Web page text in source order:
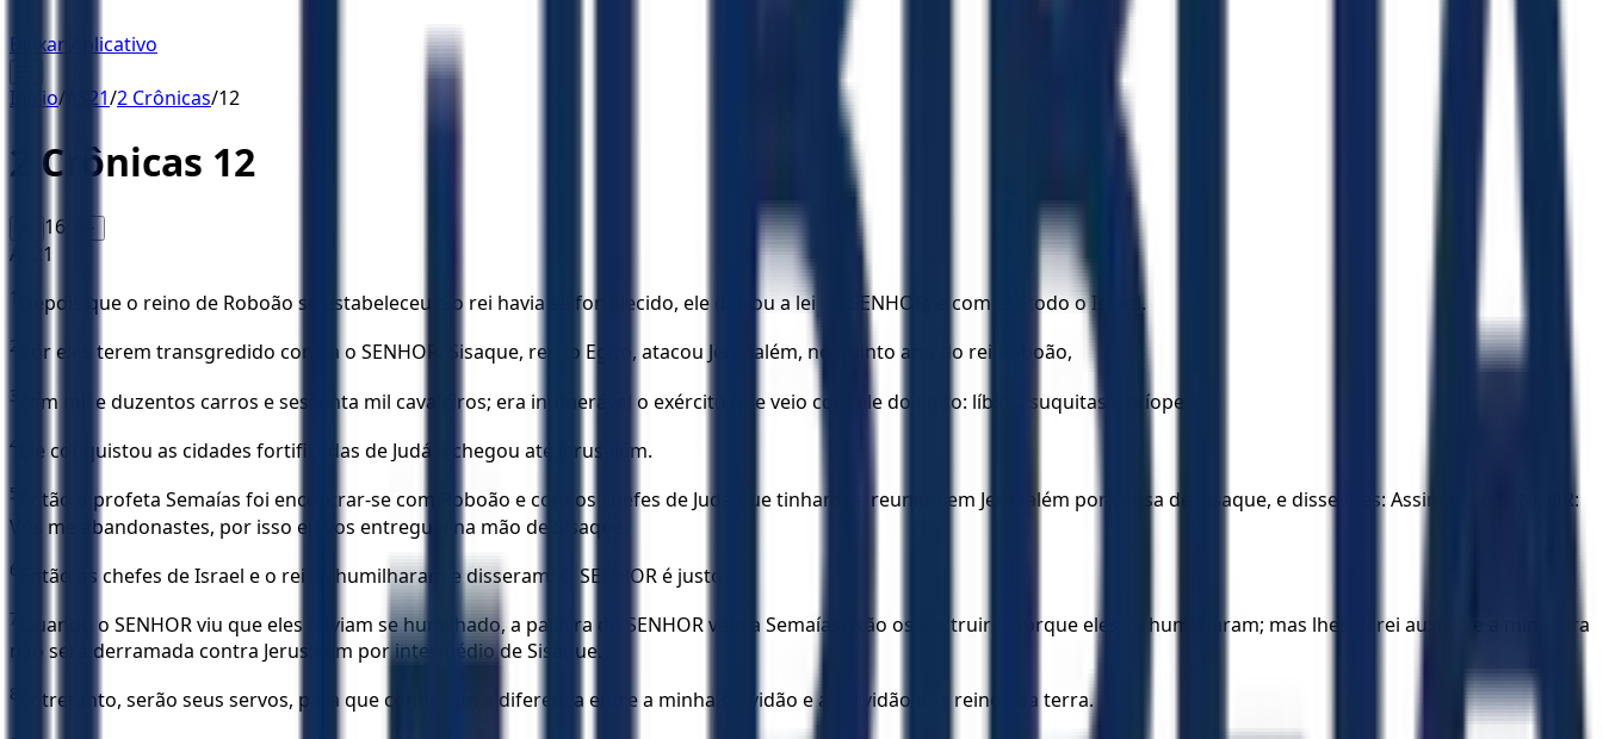
Baixar Aplicativo
Início/ AS21/2 Crônicas/12
2 Crônicas 12
16 A+
AS21
1 Depois que o reino de Roboão se estabeleceu e o rei havia se fortalecido, ele deixou a lei do SENHOR, e com ele todo o Israel.
2 Por eles terem transgredido contra o SENHOR, Sisaque, rei do Egito, atacou Jerusalém, no quinto ano do rei Roboão,
3 com mil e duzentos carros e sessenta mil cavaleiros; era inumerável o exército que veio com ele do Egito: líbios, suquitas e etíopes.
4 Ele conquistou as cidades fortificadas de Judá e chegou até Jerusalém.
5
Então o profeta Semaías foi encontrar-se com Roboão e com os chefes de Judá que tinham se reunido em Jerusalém por causa de Sisaque, e disse-lhes: Assim diz o SENHOR:
Vós me abandonastes, por isso eu vos entreguei na mão de Sisaque.
6 Então os chefes de Israel e o rei se humilharam e disseram: O SENHOR é justo.
7
Quando o SENHOR viu que eles haviam se humilhado, a palavra do SENHOR veio a Semaías: Não os destruirei porque eles se humilharam; mas lhes darei auxílio, e a minha ira
não será derramada contra Jerusalém por intermédio de Sisaque.
8 Entretanto, serão seus servos, para que conheçam a diferença entre a minha servidão e a servidão dos reinos da terra.